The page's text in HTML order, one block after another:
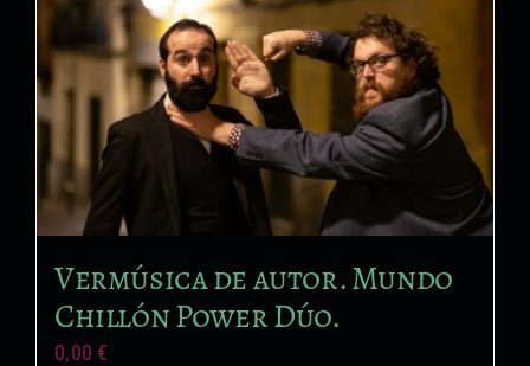
Vermúsica de autor. Mundo
Chillón Power Dúo.
0,00 €